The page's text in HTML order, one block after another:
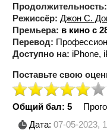
Продолжительность:
Режиссёр: Джон С.
Премьера: в кино с
Перевод:
Доступно на: iPhone,
Поставьте свою
Общий бал: 5
Дата: 07-05-2023,